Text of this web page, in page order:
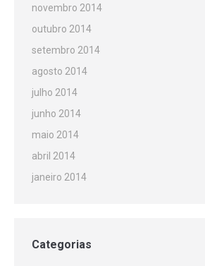
novembro 2014
outubro 2014
setembro 2014
agosto 2014
julho 2014
junho 2014
maio 2014
abril 2014
janeiro 2014
Categorias